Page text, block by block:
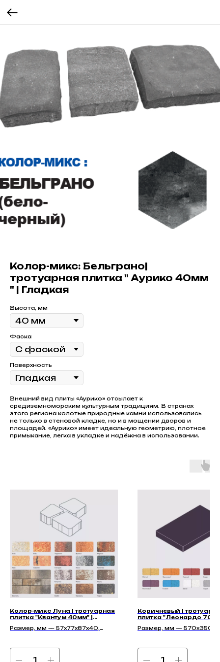
Колор-микс: Бельграно|
тротуарная плитка " Аурико 40мм
" | Гладкая
Высота, мм
Фаска
Поверхность
Внешний вид плиты «Аурико» отсылает к
средиземноморским культурным традициям. В странах
этого региона колотые природные камни использовались
не только в стеновой кладке, но и в мощении дворов и
площадей. «Аурико» имеет идеальную геометрию, плотное
примыкание, легка в укладке и надёжна в использовании.
Колор-микс Луна | тротуарная
плитка "Квантум 40мм" |
Размер, мм — 57х77х87х40,
Коричневый |
плитка "Леонардо
Размер, мм —